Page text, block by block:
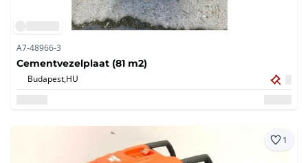
A7-48966-3
Cementvezelplaat (81 m2)
Budapest,HU
1